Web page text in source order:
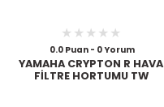
0.0 Puan - 0 Yorum
YAMAHA CRYPTON R HAVA
FİLTRE HORTUMU TW